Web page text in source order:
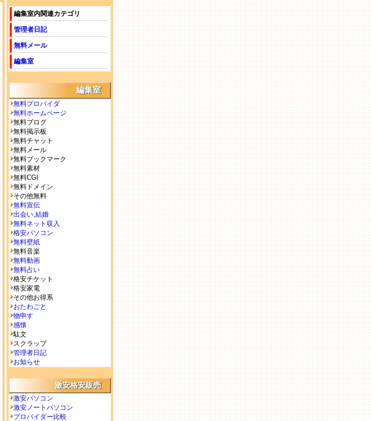
編集室内関連カテゴリ
管理者日記
無料メール
編集室
編集室
無料プロバイダ
無料ホームページ
無料ブログ
無料掲示板
無料チャット
無料メール
無料ブックマーク
無料素材
無料CGI
無料ドメイン
その他無料
無料宣伝
出会い,結婚
無料ネット収入
格安パソコン
無料壁紙
無料音楽
無料動画
無料占い
格安チケット
格安家電
その他お得系
おたわごと
物申す
感懐
駄文
スクラップ
管理者日記
お知らせ
激安格安販売
激安パソコン
激安ノートパソコン
プロバイダー比較